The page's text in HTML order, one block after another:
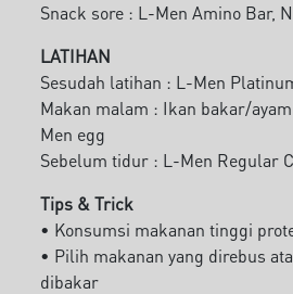
Snack sore : L-Men Amino Bar,
LATIHAN
Sesudah latihan : L-Men
Makan malam : Ikan bakar/
Men egg
Sebelum tidur : L-Men Regular
Tips & Trick
• Konsumsi makanan tinggi
• Pilih makanan yang direbus
dibakar